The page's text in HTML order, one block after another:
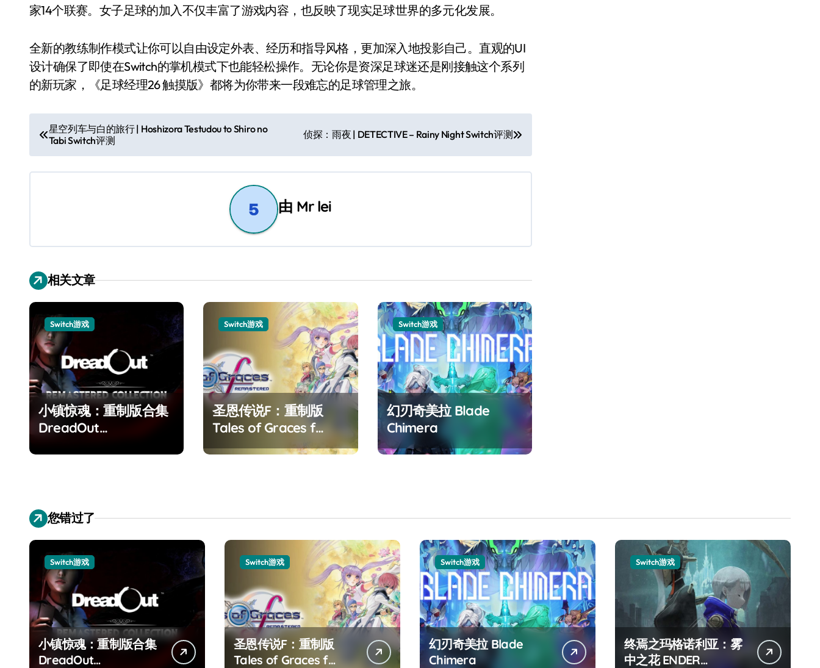
家14个联赛。女子足球的加入不仅丰富了游戏内容，也反映了现实足球世界的多元化发展。
全新的教练制作模式让你可以自由设定外表、经历和指导风格，更加深入地投影自己。直观的UI
设计确保了即使在Switch的掌机模式下也能轻松操作。无论你是资深足球迷还是刚接触这个系列
的新玩家，《足球经理26 触摸版》都将为你带来一段难忘的足球管理之旅。
文
章
导
星空列车与白的旅行 | Hoshizora Testudou to Shiro no
Tabi Switch评测
侦探：雨夜 | DETECTIVE – Rainy Night Switch评测
由 Mr lei
相关文章
Switch游戏
小镇惊魂：重制版合集
DreadOut
Remastered
Switch游戏
圣恩传说F：重制版
Tales of Graces f
Remastered
Switch游戏
幻刃奇美拉 Blade
Chimera
您错过了
Switch游戏
小镇惊魂：重制版合集
DreadOut
Switch游戏
圣恩传说F：重制版
Tales of Graces f
Switch游戏
幻刃奇美拉 Blade
Chimera
Switch游戏
终焉之玛格诺利亚：雾
中之花 ENDER